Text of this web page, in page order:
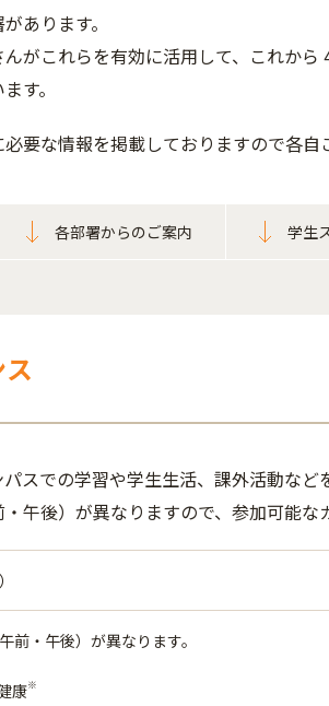
あります。
がこれらを有効に活用して、これか
す。
要な情報を掲載しておりますので各自
各部署からのご案内 学生
スでの学習や学生生活、課外活動など
午後）が異なりますので、参加可能な
前・午後）が異なります。
康※